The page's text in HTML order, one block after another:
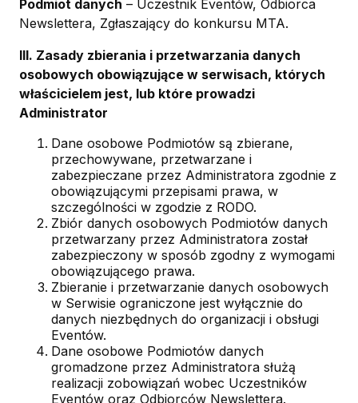
Podmiot danych – Uczestnik Eventów, Odbiorca
Newslettera, Zgłaszający do konkursu MTA.
III. Zasady zbierania i przetwarzania danych
osobowych obowiązujące w serwisach, których
właścicielem jest, lub które prowadzi
Administrator
Dane osobowe Podmiotów są zbierane,
przechowywane, przetwarzane i
zabezpieczane przez Administratora zgodnie z
obowiązującymi przepisami prawa, w
szczególności w zgodzie z RODO.
Zbiór danych osobowych Podmiotów danych
przetwarzany przez Administratora został
zabezpieczony w sposób zgodny z wymogami
obowiązującego prawa.
Zbieranie i przetwarzanie danych osobowych
w Serwisie ograniczone jest wyłącznie do
danych niezbędnych do organizacji i obsługi
Eventów.
Dane osobowe Podmiotów danych
gromadzone przez Administratora służą
realizacji zobowiązań wobec Uczestników
Eventów oraz Odbiorców Newslettera.